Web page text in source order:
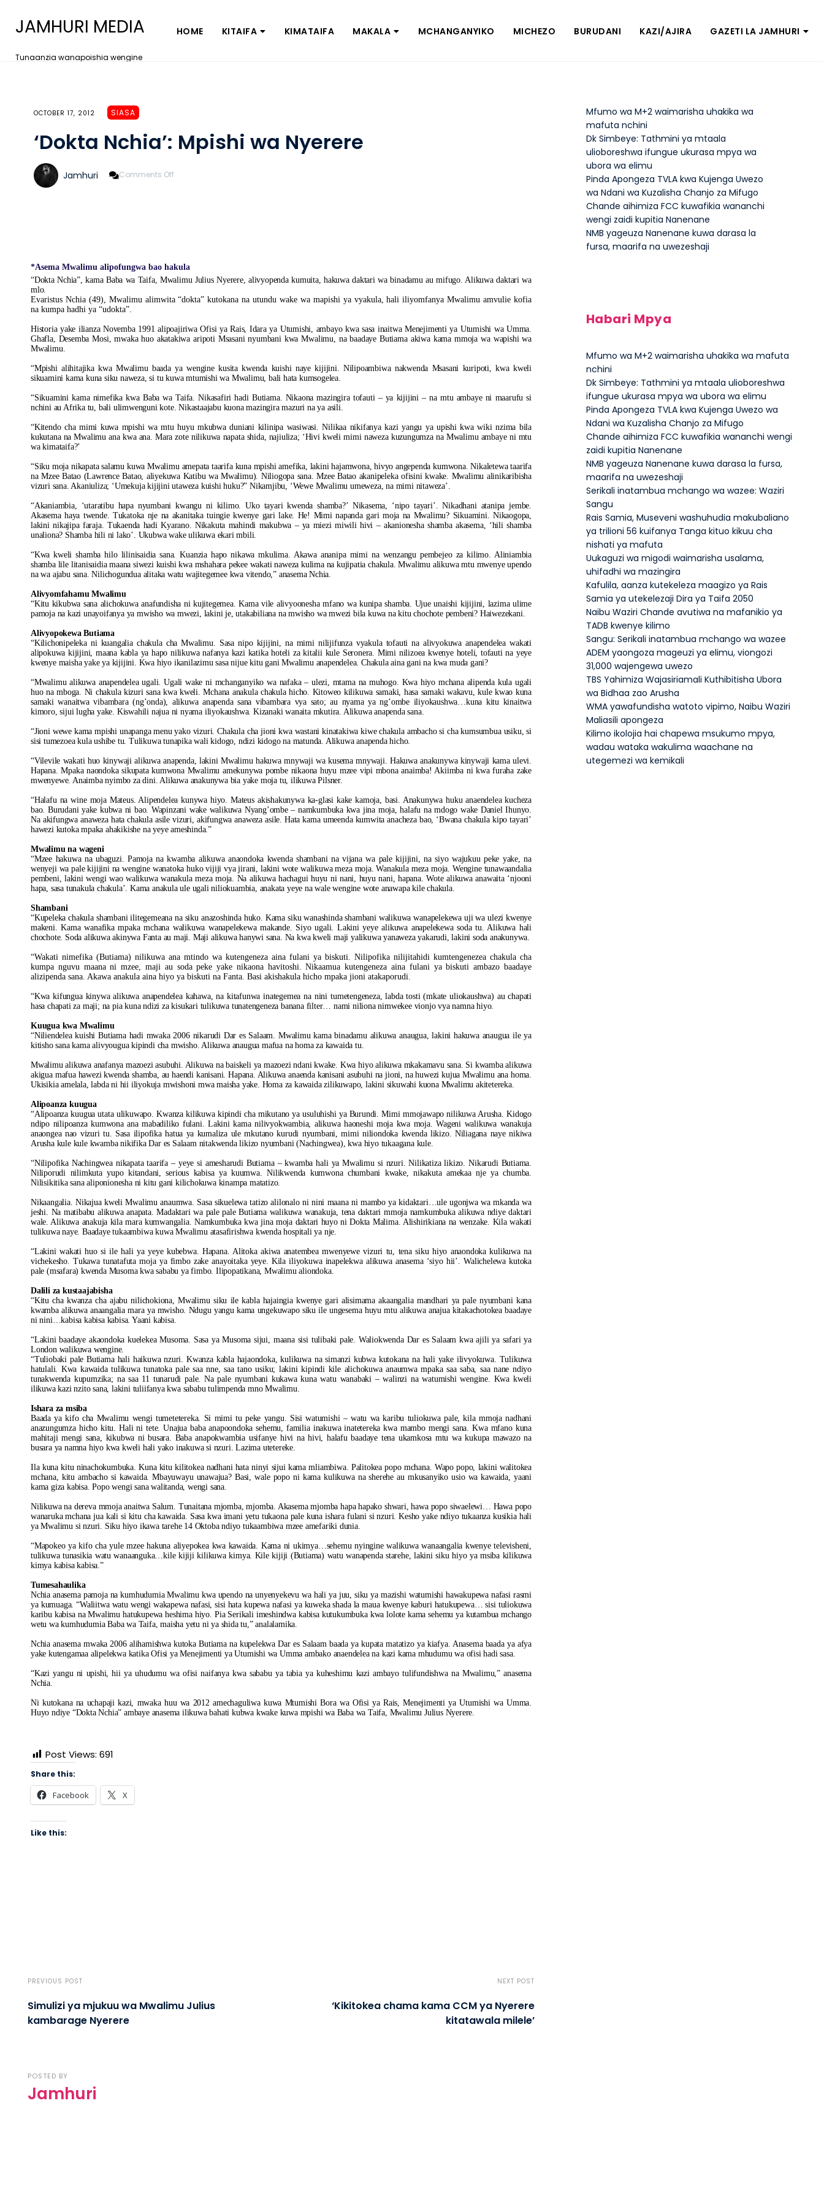
JAMHURI MEDIA
Tunaanzia wanapoishia wengine
HOME KITAIFA KIMATAIFA MAKALA MCHANGANYIKO MICHEZO BURUDANI KAZI/AJIRA GAZETI LA JAMHURI
OCTOBER 17, 2012 SIASA
‘Dokta Nchia’: Mpishi wa Nyerere
Jamhuri Comments Off
*Asema Mwalimu alipofungwa bao hakula
“Dokta Nchia”, kama Baba wa Taifa, Mwalimu Julius Nyerere, alivyopenda kumuita, hakuwa daktari wa binadamu au mifugo. Alikuwa daktari wa
mlo.
Evaristus Nchia (49), Mwalimu alimwita “dokta” kutokana na utundu wake wa mapishi ya vyakula, hali iliyomfanya Mwalimu amvulie kofia
na kumpa hadhi ya “udokta”.
Historia yake ilianza Novemba 1991 alipoajiriwa Ofisi ya Rais, Idara ya Utumishi, ambayo kwa sasa inaitwa Menejimenti ya Utumishi wa Umma.
Ghafla, Desemba Mosi, mwaka huo akatakiwa aripoti Msasani nyumbani kwa Mwalimu, na baadaye Butiama akiwa kama mmoja wa wapishi wa
Mwalimu.
“Mpishi alihitajika kwa Mwalimu baada ya wengine kusita kwenda kuishi naye kijijini. Nilipoambiwa nakwenda Msasani kuripoti, kwa kweli
sikuamini kama kuna siku naweza, si tu kuwa mtumishi wa Mwalimu, bali hata kumsogelea.
“Sikuamini kama nimefika kwa Baba wa Taifa. Nikasafiri hadi Butiama. Nikaona mazingira tofauti – ya kijijini – na mtu ambaye ni maarufu si
nchini au Afrika tu, bali ulimwenguni kote. Nikastaajabu kuona mazingira mazuri na ya asili.
“Kitendo cha mimi kuwa mpishi wa mtu huyu mkubwa duniani kilinipa wasiwasi. Nilikaa nikifanya kazi yangu ya upishi kwa wiki nzima bila
kukutana na Mwalimu ana kwa ana. Mara zote nilikuwa napata shida, najiuliza; ‘Hivi kweli mimi naweza kuzungumza na Mwalimu ambaye ni mtu
wa kimataifa?’
“Siku moja nikapata salamu kuwa Mwalimu amepata taarifa kuna mpishi amefika, lakini hajamwona, hivyo angependa kumwona. Nikaletewa taarifa
na Mzee Batao (Lawrence Batao, aliyekuwa Katibu wa Mwalimu). Niliogopa sana. Mzee Batao akanipeleka ofisini kwake. Mwalimu alinikaribisha
vizuri sana. Akaniuliza; ‘Umekuja kijijini utaweza kuishi huku?” Nikamjibu, ‘Wewe Mwalimu umeweza, na mimi nitaweza’.
“Akaniambia, ‘utaratibu hapa nyumbani kwangu ni kilimo. Uko tayari kwenda shamba?’ Nikasema, ‘nipo tayari’. Nikadhani atanipa jembe.
Akasema haya twende. Tukatoka nje na akanitaka tuingie kwenye gari lake. He! Mimi napanda gari moja na Mwalimu? Sikuamini. Nikaogopa,
lakini nikajipa faraja. Tukaenda hadi Kyarano. Nikakuta mahindi makubwa – ya miezi miwili hivi – akanionesha shamba akasema, ‘hili shamba
unaliona? Shamba hili ni lako’. Ukubwa wake ulikuwa ekari mbili.
“Kwa kweli shamba hilo lilinisaidia sana. Kuanzia hapo nikawa mkulima. Akawa ananipa mimi na wenzangu pembejeo za kilimo. Aliniambia
shamba lile litanisaidia maana siwezi kuishi kwa mshahara pekee wakati naweza kulima na kujipatia chakula. Mwalimu alikuwa mtu mwenye upendo
na wa ajabu sana. Nilichogundua alitaka watu wajitegemee kwa vitendo,” anasema Nchia.
Alivyomfahamu Mwalimu
“Kitu kikubwa sana alichokuwa anafundisha ni kujitegemea. Kama vile alivyoonesha mfano wa kunipa shamba. Ujue unaishi kijijini, lazima ulime
pamoja na kazi unayoifanya ya mwisho wa mwezi, lakini je, utakabiliana na mwisho wa mwezi bila kuwa na kitu chochote pembeni? Haiwezekani.
Alivyopokewa Butiama
“Kilichonipeleka ni kuangalia chakula cha Mwalimu. Sasa nipo kijijini, na mimi nilijifunza vyakula tofauti na alivyokuwa anapendelea wakati
alipokuwa kijijini, maana kabla ya hapo nilikuwa nafanya kazi katika hoteli za kitalii kule Seronera. Mimi nilizoea kwenye hoteli, tofauti na yeye
kwenye maisha yake ya kijijini. Kwa hiyo ikanilazimu sasa nijue kitu gani Mwalimu anapendelea. Chakula aina gani na kwa muda gani?
“Mwalimu alikuwa anapendelea ugali. Ugali wake ni mchanganyiko wa nafaka – ulezi, mtama na muhogo. Kwa hiyo mchana alipenda kula ugali
huo na mboga. Ni chakula kizuri sana kwa kweli. Mchana anakula chakula hicho. Kitoweo kilikuwa samaki, hasa samaki wakavu, kule kwao kuna
samaki wanaitwa vibambara (ng’onda), alikuwa anapenda sana vibambara vya sato; au nyama ya ng’ombe iliyokaushwa…kuna kitu kinaitwa
kimoro, sijui lugha yake. Kiswahili najua ni nyama iliyokaushwa. Kizanaki wanaita mkutira. Alikuwa anapenda sana.
“Jioni wewe kama mpishi unapanga menu yako vizuri. Chakula cha jioni kwa wastani kinatakiwa kiwe chakula ambacho si cha kumsumbua usiku, si
sisi tumezoea kula ushibe tu. Tulikuwa tunapika wali kidogo, ndizi kidogo na matunda. Alikuwa anapenda hicho.
“Vilevile wakati huo kinywaji alikuwa anapenda, lakini Mwalimu hakuwa mnywaji wa kusema mnywaji. Hakuwa anakunywa kinywaji kama ulevi.
Hapana. Mpaka naondoka sikupata kumwona Mwalimu amekunywa pombe nikaona huyu mzee vipi mbona anaimba! Akiimba ni kwa furaha zake
mwenyewe. Anaimba nyimbo za dini. Alikuwa anakunywa bia yake moja tu, ilikuwa Pilsner.
“Halafu na wine moja Mateus. Alipendelea kunywa hiyo. Mateus akishakunywa ka-glasi kake kamoja, basi. Anakunywa huku anaendelea kucheza
bao. Burudani yake kubwa ni bao. Wapinzani wake walikuwa Nyang’ombe – namkumbuka kwa jina moja, halafu na mdogo wake Daniel Ihunyo.
Na akifungwa anaweza hata chakula asile vizuri, akifungwa anaweza asile. Hata kama umeenda kumwita anacheza bao, ‘Bwana chakula kipo tayari’
hawezi kutoka mpaka ahakikishe na yeye ameshinda.”
Mwalimu na wageni
“Mzee hakuwa na ubaguzi. Pamoja na kwamba alikuwa anaondoka kwenda shambani na vijana wa pale kijijini, na siyo wajukuu peke yake, na
wenyeji wa pale kijijini na wengine wanatoka huko vijiji vya jirani, lakini wote walikuwa meza moja. Wanakula meza moja. Wengine tunawaandalia
pembeni, lakini wengi wao walikuwa wanakula meza moja. Na alikuwa hachagui huyu ni nani, huyu nani, hapana. Wote alikuwa anawaita ‘njooni
hapa, sasa tunakula chakula’. Kama anakula ule ugali niliokuambia, anakata yeye na wale wengine wote anawapa kile chakula.
Shambani
“Kupeleka chakula shambani ilitegemeana na siku anazoshinda huko. Kama siku wanashinda shambani walikuwa wanapelekewa uji wa ulezi kwenye
makeni. Kama wanafika mpaka mchana walikuwa wanapelekewa makande. Siyo ugali. Lakini yeye alikuwa anapelekewa soda tu. Alikuwa hali
chochote. Soda alikuwa akinywa Fanta au maji. Maji alikuwa hanywi sana. Na kwa kweli maji yalikuwa yanaweza yakarudi, lakini soda anakunywa.
“Wakati nimefika (Butiama) nilikuwa ana mtindo wa kutengeneza aina fulani ya biskuti. Nilipofika nilijitahidi kumtengenezea chakula cha
kumpa nguvu maana ni mzee, maji au soda peke yake nikaona havitoshi. Nikaamua kutengeneza aina fulani ya biskuti ambazo baadaye
alizipenda sana. Akawa anakula aina hiyo ya biskuti na Fanta. Basi akishakula hicho mpaka jioni atakaporudi.
“Kwa kifungua kinywa alikuwa anapendelea kahawa, na kitafunwa inategemea na nini tumetengeneza, labda tosti (mkate uliokaushwa) au chapati
hasa chapati za maji; na pia kuna ndizi za kisukari tulikuwa tunatengeneza banana filter… nami niliona nimwekee vionjo vya namna hiyo.
Kuugua kwa Mwalimu
“Niliendelea kuishi Butiama hadi mwaka 2006 nikarudi Dar es Salaam. Mwalimu kama binadamu alikuwa anaugua, lakini hakuwa anaugua ile ya
kitisho sana kama alivyougua kipindi cha mwisho. Alikuwa anaugua mafua na homa za kawaida tu.
Mwalimu alikuwa anafanya mazoezi asubuhi. Alikuwa na baiskeli ya mazoezi ndani kwake. Kwa hiyo alikuwa mkakamavu sana. Si kwamba alikuwa
akigua mafua hawezi kwenda shamba, au haendi kanisani. Hapana. Alikuwa anaenda kanisani asubuhi na jioni, na huwezi kujua Mwalimu ana homa.
Ukisikia amelala, labda ni hii iliyokuja mwishoni mwa maisha yake. Homa za kawaida zilikuwapo, lakini sikuwahi kuona Mwalimu akitetereka.
Alipoanza kuugua
“Alipoanza kuugua utata ulikuwapo. Kwanza kilikuwa kipindi cha mikutano ya usuluhishi ya Burundi. Mimi mmojawapo nilikuwa Arusha. Kidogo
ndipo nilipoanza kumwona ana mabadiliko fulani. Lakini kama nilivyokwambia, alikuwa haoneshi moja kwa moja. Wageni walikuwa wanakuja
anaongea nao vizuri tu. Sasa ilipofika hatua ya kumaliza ule mkutano kurudi nyumbani, mimi niliondoka kwenda likizo. Niliagana naye nikiwa
Arusha kule kule kwamba nikifika Dar es Salaam nitakwenda likizo nyumbani (Nachingwea), kwa hiyo tukaagana kule.
“Nilipofika Nachingwea nikapata taarifa – yeye si amesharudi Butiama – kwamba hali ya Mwalimu si nzuri. Nilikatiza likizo. Nikarudi Butiama.
Niliporudi nilimkuta yupo kitandani, serious kabisa ya kuumwa. Nilikwenda kumwona chumbani kwake, nikakuta amekaa nje ya chumba.
Nilisikitika sana aliponionesha ni kitu gani kilichokuwa kinampa matatizo.
Nikaangalia. Nikajua kweli Mwalimu anaumwa. Sasa sikuelewa tatizo alilonalo ni nini maana ni mambo ya kidaktari…ule ugonjwa wa mkanda wa
jeshi. Na matibabu alikuwa anapata. Madaktari wa pale pale Butiama walikuwa wanakuja, tena daktari mmoja namkumbuka alikuwa ndiye daktari
wale. Alikuwa anakuja kila mara kumwangalia. Namkumbuka kwa jina moja daktari huyo ni Dokta Malima. Alishirikiana na wenzake. Kila wakati
tulikuwa naye. Baadaye tukaambiwa kuwa Mwalimu atasafirishwa kwenda hospitali ya nje.
“Lakini wakati huo si ile hali ya yeye kubebwa. Hapana. Alitoka akiwa anatembea mwenyewe vizuri tu, tena siku hiyo anaondoka kulikuwa na
vichekesho. Tukawa tunatafuta moja ya fimbo zake anayoitaka yeye. Kila iliyokuwa inapelekwa alikuwa anasema ‘siyo hii’. Walichelewa kutoka
pale (msafara) kwenda Musoma kwa sababu ya fimbo. Ilipopatikana, Mwalimu aliondoka.
Dalili za kustaajabisha
“Kitu cha kwanza cha ajabu nilichokiona, Mwalimu siku ile kabla hajaingia kwenye gari alisimama akaangalia mandhari ya pale nyumbani kana
kwamba alikuwa anaangalia mara ya mwisho. Ndugu yangu kama ungekuwapo siku ile ungesema huyu mtu alikuwa anajua kitakachotokea baadaye
ni nini…kabisa kabisa kabisa. Yaani kabisa.
“Lakini baadaye akaondoka kuelekea Musoma. Sasa ya Musoma sijui, maana sisi tulibaki pale. Waliokwenda Dar es Salaam kwa ajili ya safari ya
London walikuwa wengine.
“Tuliobaki pale Butiama hali haikuwa nzuri. Kwanza kabla hajaondoka, kulikuwa na simanzi kubwa kutokana na hali yake ilivyokuwa. Tulikuwa
hatulali. Kwa kawaida tulikuwa tunatoka pale saa nne, saa tano usiku; lakini kipindi kile alichokuwa anaumwa mpaka saa saba, saa nane ndiyo
tunakwenda kupumzika; na saa 11 tunarudi pale. Na pale nyumbani kukawa kuna watu wanabaki – walinzi na watumishi wengine. Kwa kweli
ilikuwa kazi nzito sana, lakini tuliifanya kwa sababu tulimpenda mno Mwalimu.
Ishara za msiba
Baada ya kifo cha Mwalimu wengi tumetetereka. Si mimi tu peke yangu. Sisi watumishi – watu wa karibu tuliokuwa pale, kila mmoja nadhani
anazungumza hicho kitu. Hali ni tete. Unajua baba anapoondoka sehemu, familia inakuwa inatetereka kwa mambo mengi sana. Kwa mfano kuna
mahitaji mengi sana, kikubwa ni busara. Baba anapokwambia usifanye hivi na hivi, halafu baadaye tena ukamkosa mtu wa kukupa mawazo na
busara ya namna hiyo kwa kweli hali yako inakuwa si nzuri. Lazima utetereke.
Ila kuna kitu ninachokumbuka. Kuna kitu kilitokea nadhani hata ninyi sijui kama mliambiwa. Palitokea popo mchana. Wapo popo, lakini walitokea
mchana, kitu ambacho si kawaida. Mbayuwayu unawajua? Basi, wale popo ni kama kulikuwa na sherehe au mkusanyiko usio wa kawaida, yaani
kama giza kabisa. Popo wengi sana walitanda, wengi sana.
Nilikuwa na dereva mmoja anaitwa Salum. Tunaitana mjomba, mjomba. Akasema mjomba hapa hapako shwari, hawa popo siwaelewi… Hawa popo
wanaruka mchana jua kali si kitu cha kawaida. Sasa kwa imani yetu tukaona pale kuna ishara fulani si nzuri. Kesho yake ndiyo tukaanza kusikia hali
ya Mwalimu si nzuri. Siku hiyo ikawa tarehe 14 Oktoba ndiyo tukaambiwa mzee amefariki dunia.
“Mapokeo ya kifo cha yule mzee hakuna aliyepokea kwa kawaida. Kama ni ukimya…sehemu nyingine walikuwa wanaangalia kwenye televisheni,
tulikuwa tunasikia watu wanaanguka…kile kijiji kilikuwa kimya. Kile kijiji (Butiama) watu wanapenda starehe, lakini siku hiyo ya msiba kilikuwa
kimya kabisa kabisa.”
Tumesahaulika
Nchia anasema pamoja na kumhudumia Mwalimu kwa upendo na unyenyekevu wa hali ya juu, siku ya mazishi watumishi hawakupewa nafasi rasmi
ya kumuaga. “Waliitwa watu wengi wakapewa nafasi, sisi hata kupewa nafasi ya kuweka shada la maua kwenye kaburi hatukupewa… sisi tuliokuwa
karibu kabisa na Mwalimu hatukupewa heshima hiyo. Pia Serikali imeshindwa kabisa kutukumbuka kwa lolote kama sehemu ya kutambua mchango
wetu wa kumhudumia Baba wa Taifa, maisha yetu ni ya shida tu,” analalamika.
Nchia anasema mwaka 2006 alihamishwa kutoka Butiama na kupelekwa Dar es Salaam baada ya kupata matatizo ya kiafya. Anasema baada ya afya
yake kutengamaa alipelekwa katika Ofisi ya Menejimenti ya Utumishi wa Umma ambako anaendelea na kazi kama mhudumu wa ofisi hadi sasa.
“Kazi yangu ni upishi, hii ya uhudumu wa ofisi naifanya kwa sababu ya tabia ya kuheshimu kazi ambayo tulifundishwa na Mwalimu,” anasema
Nchia.
Ni kutokana na uchapaji kazi, mwaka huu wa 2012 amechaguliwa kuwa Mtumishi Bora wa Ofisi ya Rais, Menejimenti ya Utumishi wa Umma.
Huyo ndiye “Dokta Nchia” ambaye anasema ilikuwa bahati kubwa kwake kuwa mpishi wa Baba wa Taifa, Mwalimu Julius Nyerere.
Post Views: 691
Share this:
Facebook X
Like this:
PREVIOUS POST
Simulizi ya mjukuu wa Mwalimu Julius
kambarage Nyerere
NEXT POST
‘Kikitokea chama kama CCM ya Nyerere
kitatawala milele’
POSTED BY
Jamhuri
Mfumo wa M+2 waimarisha uhakika wa
mafuta nchini
Dk Simbeye: Tathmini ya mtaala
ulioboreshwa ifungue ukurasa mpya wa
ubora wa elimu
Pinda Apongeza TVLA kwa Kujenga Uwezo
wa Ndani wa Kuzalisha Chanjo za Mifugo
Chande aihimiza FCC kuwafikia wananchi
wengi zaidi kupitia Nanenane
NMB yageuza Nanenane kuwa darasa la
fursa, maarifa na uwezeshaji
Habari Mpya
Mfumo wa M+2 waimarisha uhakika wa mafuta
nchini
Dk Simbeye: Tathmini ya mtaala ulioboreshwa
ifungue ukurasa mpya wa ubora wa elimu
Pinda Apongeza TVLA kwa Kujenga Uwezo wa
Ndani wa Kuzalisha Chanjo za Mifugo
Chande aihimiza FCC kuwafikia wananchi wengi
zaidi kupitia Nanenane
NMB yageuza Nanenane kuwa darasa la fursa,
maarifa na uwezeshaji
Serikali inatambua mchango wa wazee: Waziri
Sangu
Rais Samia, Museveni washuhudia makubaliano
ya trilioni 56 kuifanya Tanga kituo kikuu cha
nishati ya mafuta
Uukaguzi wa migodi waimarisha usalama,
uhifadhi wa mazingira
Kafulila, aanza kutekeleza maagizo ya Rais
Samia ya utekelezaji Dira ya Taifa 2050
Naibu Waziri Chande avutiwa na mafanikio ya
TADB kwenye kilimo
Sangu: Serikali inatambua mchango wa wazee
ADEM yaongoza mageuzi ya elimu, viongozi
31,000 wajengewa uwezo
TBS Yahimiza Wajasiriamali Kuthibitisha Ubora
wa Bidhaa zao Arusha
WMA yawafundisha watoto vipimo, Naibu Waziri
Maliasili apongeza
Kilimo ikolojia hai chapewa msukumo mpya,
wadau wataka wakulima waachane na
utegemezi wa kemikali